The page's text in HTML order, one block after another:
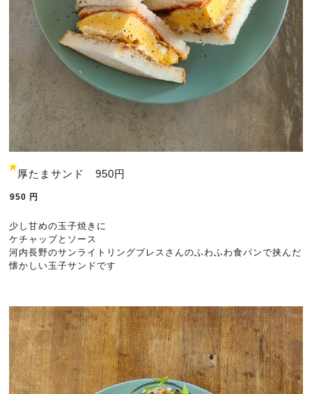
厚たまサンド 950円
950 円
少し甘めの玉子焼きに
ケチャップとソース
河内長野のサンライトリングブレスさんのふわふわ食パンで挟んだ
懐かしい玉子サンドです